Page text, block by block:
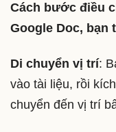
Cách bước điều
Google Doc, bạn
Di chuyển vị trí:
vào tài liệu, rồi
chuyển đến vị trí